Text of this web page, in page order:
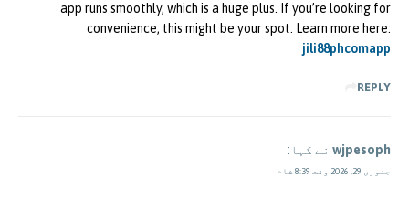
app runs smoothly, which is a huge plus. If you’re looking for
convenience, this might be your spot. Learn more here:
jili88phcomapp
REPLY
wjpesoph نے کہا:
جنوری 29, 2026 وقت 8:39 شام